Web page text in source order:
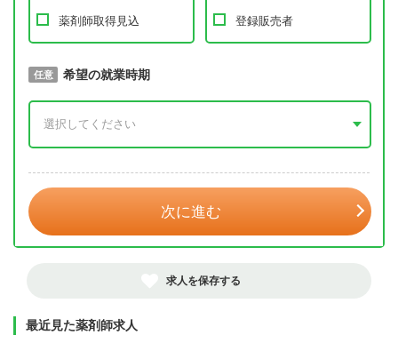
薬剤師取得見込 登録販売者
必須 取得予定年
任意 希望の就業時期
次に進む
求人を保存する
最近見た薬剤師求人